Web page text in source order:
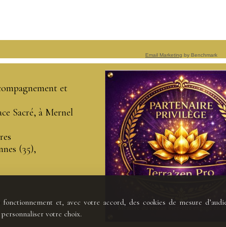
Email Marketing by Benchmark
et
Sacré, à Mernel
(35),
et, avec votre accord, des cookies de mesure
votre choix.